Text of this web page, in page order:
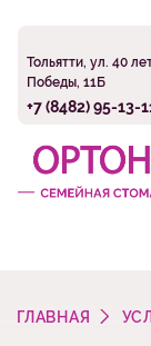
Тольятти, ул. 40
Победы, 11Б
+7 (8482) 95-13-
ГЛАВНАЯ